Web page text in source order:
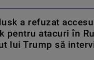
a refuzat
pentru atacuri în
lui Trump să